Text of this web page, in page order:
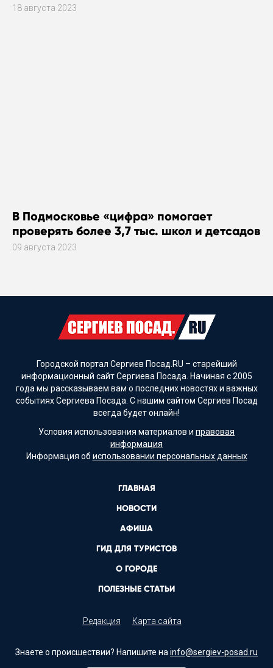
18 августа 2023
В Подмосковье «цифра» помогает
проверять более 3,7 тыс. школ и детсадов
09 августа 2023
Городской портал Сергиев Посад.RU – старейший
информационный сайт Сергиева Посада. Начиная с 2005
года мы рассказываем вам о последних новостях и важных
событиях Сергиева Посада. С нашим сайтом Сергиев Посад
всегда будет онлайн!
Условия использования материалов и правовая
информация
Информация об использовании персональных данных
ГЛАВНАЯ
НОВОСТИ
АФИША
ГИД ДЛЯ ТУРИСТОВ
О ГОРОДЕ
ПОЛЕЗНЫЕ СТАТЬИ
Редакция Карта сайта
Знаете о происшествии? Напишите на info@sergiev-posad.ru